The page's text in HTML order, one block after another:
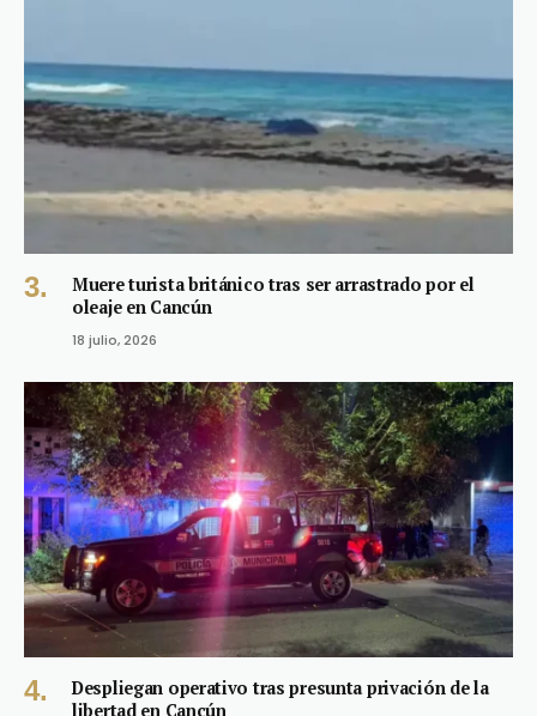
Muere turista británico tras ser arrastrado por el
oleaje en Cancún
18 julio, 2026
Despliegan operativo tras presunta privación de la
libertad en Cancún